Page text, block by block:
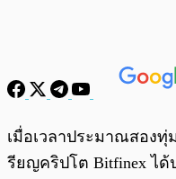
พร้อมเล่น
เมื่อเวลาประมาณสองทุ่
รียญคริปโต Bitfinex ได้